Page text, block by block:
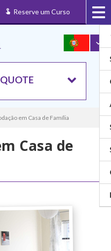
Reserve um Curso
em Casa de Família
Casa de